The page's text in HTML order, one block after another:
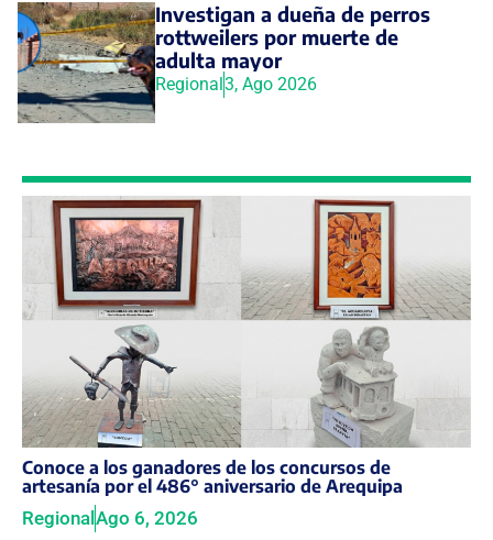
Investigan a dueña de perros
rottweilers por muerte de
adulta mayor
Regional3, Ago 2026
Conoce a los ganadores de los concursos de
artesanía por el 486° aniversario de Arequipa
Regional Ago 6, 2026